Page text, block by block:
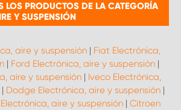
LOS PRODUCTOS DE LA CATEGORÍA
Y SUSPENSIÓN
aire y suspensión | Fiat Electrónica,
| Ford Electrónica, aire y suspensión |
aire y suspensión| Iveco Electrónica,
Dodge Electrónica, aire y suspensión|
aire y suspensión | Citroen